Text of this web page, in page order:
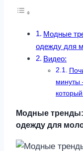
Модные
одежду для
Видео:
минуты
Модные
одежду для